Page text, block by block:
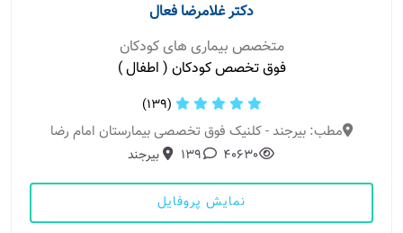
دکتر غلامرضا فعال
متخصص بیماری های کودکان
فوق تخصص کودکان ( اطفال )
(139)
مطب: بیرجند - کلنیک فوق تخصصی بیمارستان امام رضا
40630
139 بیرجند
نمایش پروفایل